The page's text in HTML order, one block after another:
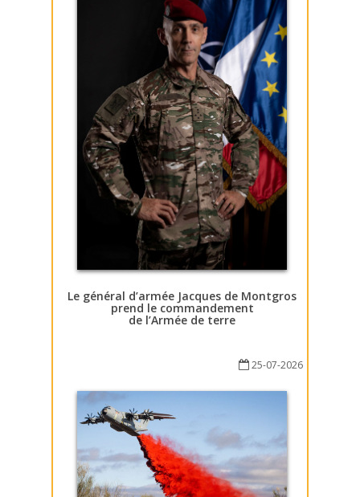
Le général d’armée Jacques de Montgros
prend le commandement
de l’Armée de terre
25-07-2026